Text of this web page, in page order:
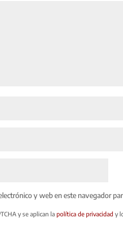
y web en este navegador
y se aplican lapolítica de privacidad y